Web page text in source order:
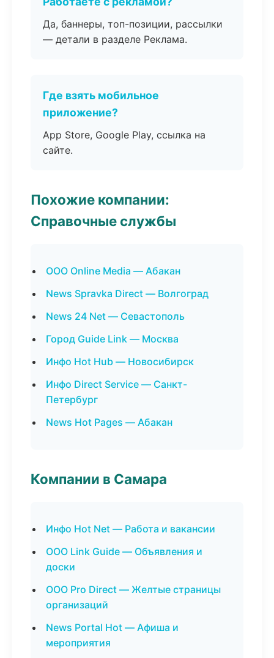
Да, баннеры, топ-позиции, рассылки
— детали в разделе Реклама.
Где взять мобильное
приложение?
App Store, Google Play, ссылка на
сайте.
Похожие компании:
Справочные службы
ООО Online Media — Абакан
News Spravka Direct — Волгоград
News 24 Net — Севастополь
Город Guide Link — Москва
Инфо Hot Hub — Новосибирск
Инфо Direct Service — Санкт-
Петербург
News Hot Pages — Абакан
Компании в Самара
Инфо Hot Net — Работа и вакансии
ООО Link Guide — Объявления и
доски
ООО Pro Direct — Желтые страницы
организаций
News Portal Hot — Афиша и
мероприятия